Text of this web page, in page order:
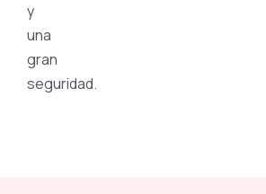
y
una
gran
seguridad.